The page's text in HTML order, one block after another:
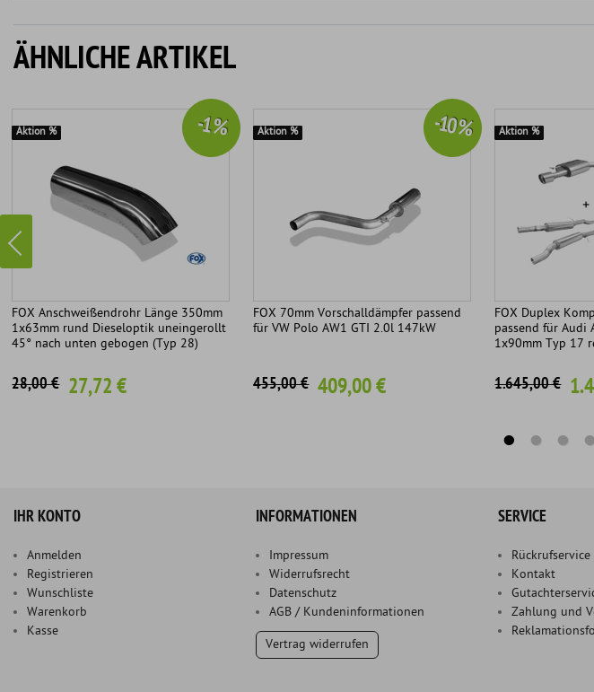
ÄHNLICHE ARTIKEL
FOX Anschweißendrohr Länge 350mm
1x63mm rund Dieseloptik uneingerollt
45° nach unten gebogen (Typ 28)
28,00 € 27,72 €
-1 %
Aktion %
FOX 70mm Vorschalldämpfer passend
für VW Polo AW1 GTI 2.0l 147kW
455,00 € 409,00 €
-10 %
Aktion %
FOX Duplex
passend für Audi
1x90mm Typ 17
1.645,00 €
Aktion %
IHR KONTO
Anmelden
Registrieren
Wunschliste
Warenkorb
Kasse
INFORMATIONEN
Impressum
Widerrufsrecht
Datenschutz
AGB / Kundeninformationen
Vertrag widerrufen
SERVICE
Rückrufservice
Kontakt
Zahlung und